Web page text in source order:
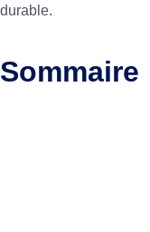
durable.
Sommaire